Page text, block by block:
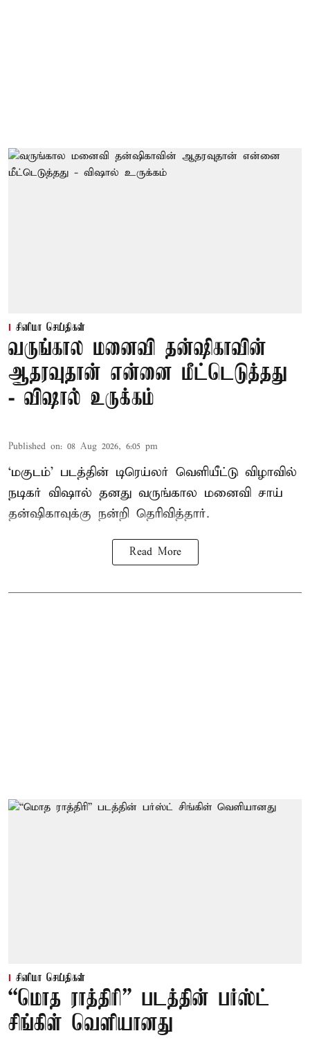
சினிமா செய்திகள்
வருங்கால மனைவி தன்ஷிகாவின்
ஆதரவுதான் என்னை மீட்டெடுத்தது
- விஷால் உருக்கம்
Published on: 08 Aug 2026, 6:05 pm
‘மகுடம்’ படத்தின் டிரெய்லர் வெளியீட்டு விழாவில்
நடிகர் விஷால் தனது வருங்கால மனைவி சாய்
தன்ஷிகாவுக்கு நன்றி தெரிவித்தார்.
Read More
சினிமா செய்திகள்
“மொத ராத்திரி” படத்தின் பர்ஸ்ட்
சிங்கிள் வெளியானது